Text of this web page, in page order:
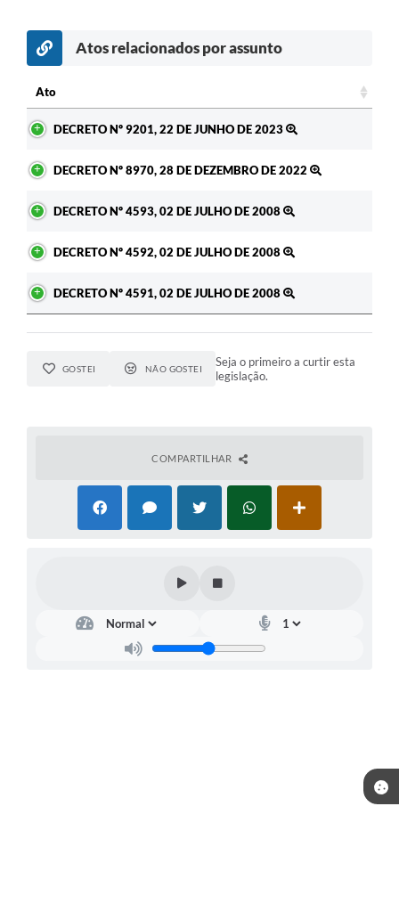
Atos relacionados por assunto
Ato
DECRETO Nº 9201, 22 DE JUNHO DE 2023
DECRETO Nº 8970, 28 DE DEZEMBRO DE 2022
DECRETO Nº 4593, 02 DE JULHO DE 2008
DECRETO Nº 4592, 02 DE JULHO DE 2008
DECRETO Nº 4591, 02 DE JULHO DE 2008
GOSTEI NÃO GOSTEI
Seja o primeiro a curtir esta
legislação.
COMPARTILHAR